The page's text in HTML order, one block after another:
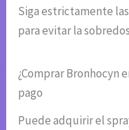
Siga estrictamente
para evitar la
¿Comprar Bronhocyn
pago
Puede adquirir el